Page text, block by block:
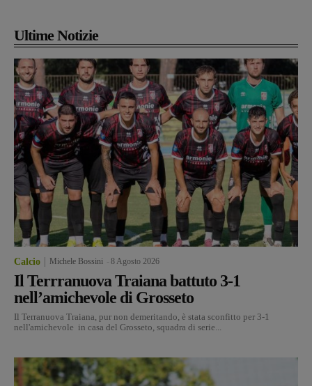
Ultime Notizie
Calcio Michele Bossini 8 Agosto 2026
Il Terrranuova Traiana battuto 3-1
nell’amichevole di Grosseto
Il Terranuova Traiana, pur non demeritando, è stata sconfitto per 3-1
nell'amichevole in casa del Grosseto, squadra di serie...